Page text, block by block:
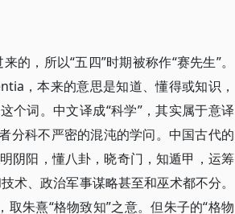
的，所以“五四”时期被称作“赛先生”。
，本来的意思是知道、懂得或知识，
个词。中文译成“科学”，其实属于意译
分科不严密的混沌的学问。中国古代的
阴阳，懂八卦，晓奇门，知遁甲，运筹
术、政治军事谋略甚至和巫术都不分。
朱熹“格物致知”之意。但朱子的“格物